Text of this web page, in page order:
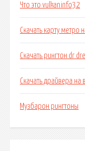
Что это vulkaninfo32
Скачать карту
Скачать рингтон dr
Скачать драйвера
Музбарон рингтоны